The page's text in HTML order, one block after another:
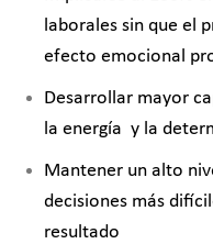
laborales sin que el
efecto emocional
Desarrollar mayor
la energía y la
Mantener un alto
decisiones más
resultado